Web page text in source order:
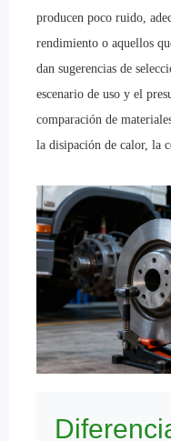
producen poco ruido,
rendimiento o aquellos
dan sugerencias de
escenario de uso y el
comparación de
la disipación de calor, la